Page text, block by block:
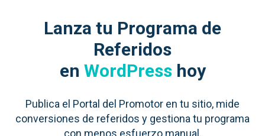
Lanza tu Programa de
Referidos
en WordPress hoy
Publica el Portal del Promotor en tu sitio, mide
conversiones de referidos y gestiona tu programa